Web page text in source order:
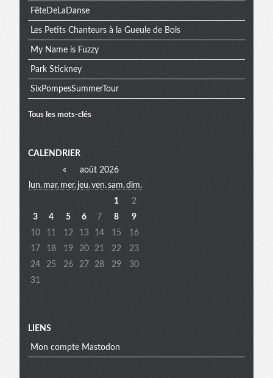
FêteDeLaDanse
Les Petits Chanteurs à la Gueule de Bois
My Name is Fuzzy
Park Stickney
SixPompesSummerTour
Tous les mots-clés
Menu
extra
CALENDRIER
«
août 2026
lun. mar. mer. jeu.ven.sam.dim.
1
2
3
4 5 6 7 8
9
10
11 12 13 14 15
16
17
18 19 20 21 22
23
24
25 26 27 28 29
30
31
LIENS
Mon compte Mastodon